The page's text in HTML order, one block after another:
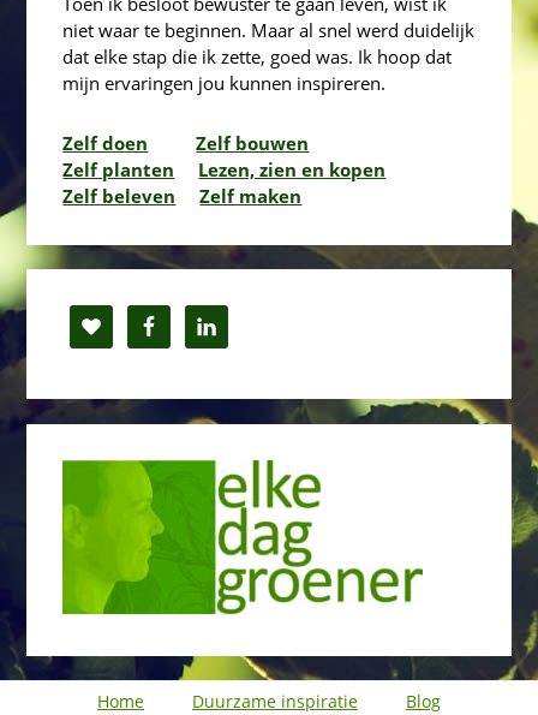
niet waar te beginnen. Maar al snel werd duidelijk
dat elke stap die ik zette, goed was. Ik hoop dat
mijn ervaringen jou kunnen inspireren.
Zelf doen
Zelf bouwen
Zelf planten
Lezen, zien en kopen
Zelf beleven
Zelf maken
Home Duurzame inspiratie Blog